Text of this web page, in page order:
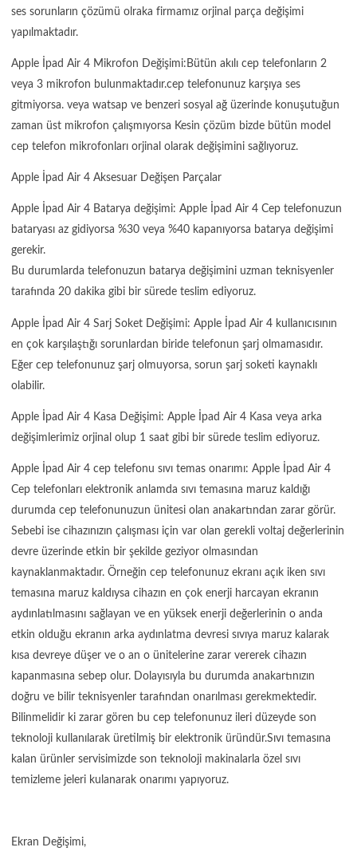
ses sorunların çözümü olraka firmamız orjinal parça değişimi
yapılmaktadır.
Apple İpad Air 4 Mikrofon Değişimi:Bütün akılı cep telefonların 2
veya 3 mikrofon bulunmaktadır.cep telefonunuz karşıya ses
gitmiyorsa. veya watsap ve benzeri sosyal ağ üzerinde konuşutuğun
zaman üst mikrofon çalışmıyorsa Kesin çözüm bizde bütün model
cep telefon mikrofonları orjinal olarak değişimini sağlıyoruz.
Apple İpad Air 4 Aksesuar Değişen Parçalar
Apple İpad Air 4 Batarya değişimi: Apple İpad Air 4 Cep telefonuzun
bataryası az gidiyorsa %30 veya %40 kapanıyorsa batarya değişimi
gerekir.
Bu durumlarda telefonuzun batarya değişimini uzman teknisyenler
tarafında 20 dakika gibi bir sürede teslim ediyoruz.
Apple İpad Air 4 Sarj Soket Değişimi: Apple İpad Air 4 kullanıcısının
en çok karşılaştığı sorunlardan biride telefonun şarj olmamasıdır.
Eğer cep telefonunuz şarj olmuyorsa, sorun şarj soketi kaynaklı
olabilir.
Apple İpad Air 4 Kasa Değişimi: Apple İpad Air 4 Kasa veya arka
değişimlerimiz orjinal olup 1 saat gibi bir sürede teslim ediyoruz.
Apple İpad Air 4 cep telefonu sıvı temas onarımı: Apple İpad Air 4
Cep telefonları elektronik anlamda sıvı temasına maruz kaldığı
durumda cep telefonunuzun ünitesi olan anakartından zarar görür.
Sebebi ise cihazınızın çalışması için var olan gerekli voltaj değerlerinin
devre üzerinde etkin bir şekilde geziyor olmasından
kaynaklanmaktadır. Örneğin cep telefonunuz ekranı açık iken sıvı
temasına maruz kaldıysa cihazın en çok enerji harcayan ekranın
aydınlatılmasını sağlayan ve en yüksek enerji değerlerinin o anda
etkin olduğu ekranın arka aydınlatma devresi sıvıya maruz kalarak
kısa devreye düşer ve o an o ünitelerine zarar vererek cihazın
kapanmasına sebep olur. Dolayısıyla bu durumda anakartınızın
doğru ve bilir teknisyenler tarafından onarılması gerekmektedir.
Bilinmelidir ki zarar gören bu cep telefonunuz ileri düzeyde son
teknoloji kullanılarak üretilmiş bir elektronik üründür.Sıvı temasına
kalan ürünler servisimizde son teknoloji makinalarla özel sıvı
temizleme jeleri kulanarak onarımı yapıyoruz.
Ekran Değişimi,